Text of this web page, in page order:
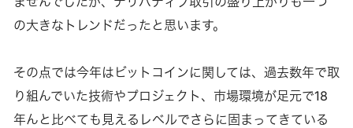
の大きなトレンドだったと思います。
その点では今年はビットコインに関しては、過去数年で取
り組んでいた技術やプロジェクト、市場環境が足元で18
年んと比べても見えるレベルでさらに固まってきている